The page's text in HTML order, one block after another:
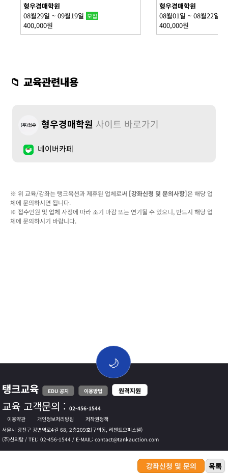
형우경매학원
08월29일 ~ 09월19일 모집
400,000원
형우경매학원
08월01일 ~ 08월22일
400,000원
📁 교육관련내용
형우경매학원 사이트 바로가기
네이버카페
※ 위 교육/강좌는 탱크옥션과 제휴된 업체로써 [강좌신청 및 문의사항]은 해당 업
체에 문의하시면 됩니다.
※ 접수인원 및 업체 사정에 따라 조기 마감 또는 연기될 수 있으니, 반드시 해당 업
체에 문의하시기 바랍니다.
강좌신청 및 문의 목록
🌙
탱크교육 EDU 공지 이용방법 원격지원
교육 고객문의 :02-456-1544
이용약관
개인정보처리방침
저작권정책
서울시 광진구 강변역로4길 68, 2층209호(구의동, 리젠트오피스텔)
(주)신의탑 / TEL: 02-456-1544 / E-MAIL: contact@tankauction.com